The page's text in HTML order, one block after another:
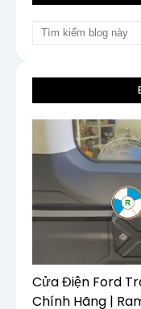
Cửa Điện Ford
Chính Hãng |